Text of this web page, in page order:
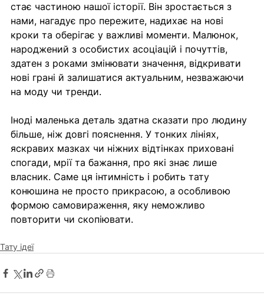
стає частиною нашої історії. Він зростається з
нами, нагадує про пережите, надихає на нові
кроки та оберігає у важливі моменти. Малюнок,
народжений з особистих асоціацій і почуттів,
здатен з роками змінювати значення, відкривати
нові грані й залишатися актуальним, незважаючи
на моду чи тренди.
Іноді маленька деталь здатна сказати про людину
більше, ніж довгі пояснення. У тонких лініях,
яскравих мазках чи ніжних відтінках приховані
спогади, мрії та бажання, про які знає лише
власник. Саме ця інтимність і робить тату
конюшина не просто прикрасою, а особливою
формою самовираження, яку неможливо
повторити чи скопіювати.
Тату ідеї